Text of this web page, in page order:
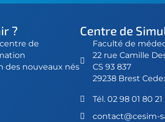
?
de
des nouveaux nés
Centre de
Faculté de
22 rue Camille
CS 93 837
29238 Brest
Tél. 02 98 01 80 21
contact@cesim-